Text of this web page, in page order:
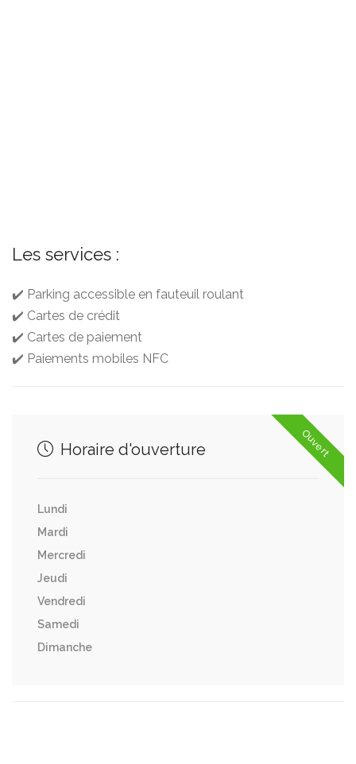
Les services :
✔️ Parking accessible en fauteuil roulant
✔️ Cartes de crédit
✔️ Cartes de paiement
✔️ Paiements mobiles NFC
Ouvert
Horaire d'ouverture
Lundi
Mardi
Mercredi
Jeudi
Vendredi
Samedi
Dimanche